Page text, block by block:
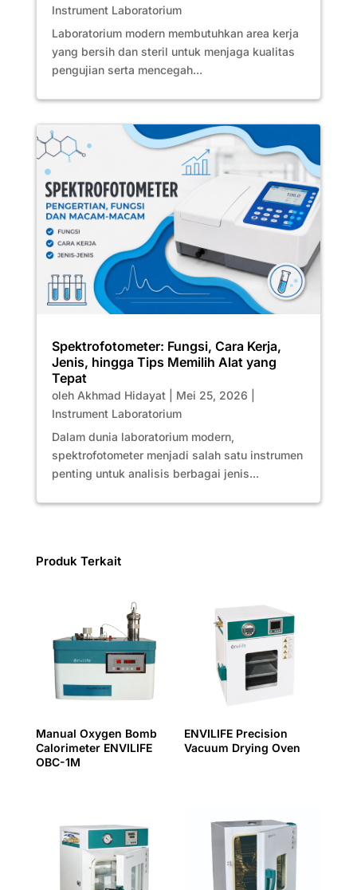
Instrument Laboratorium
Laboratorium modern membutuhkan area kerja
yang bersih dan steril untuk menjaga kualitas
pengujian serta mencegah...
Spektrofotometer: Fungsi, Cara Kerja,
Jenis, hingga Tips Memilih Alat yang
Tepat
oleh Akhmad Hidayat| Mei 25, 2026
Instrument Laboratorium
Dalam dunia laboratorium modern,
spektrofotometer menjadi salah satu instrumen
penting untuk analisis berbagai jenis...
Produk Terkait
Manual Oxygen Bomb
Calorimeter ENVILIFE
OBC-1M
ENVILIFE Precision
Vacuum Drying Oven